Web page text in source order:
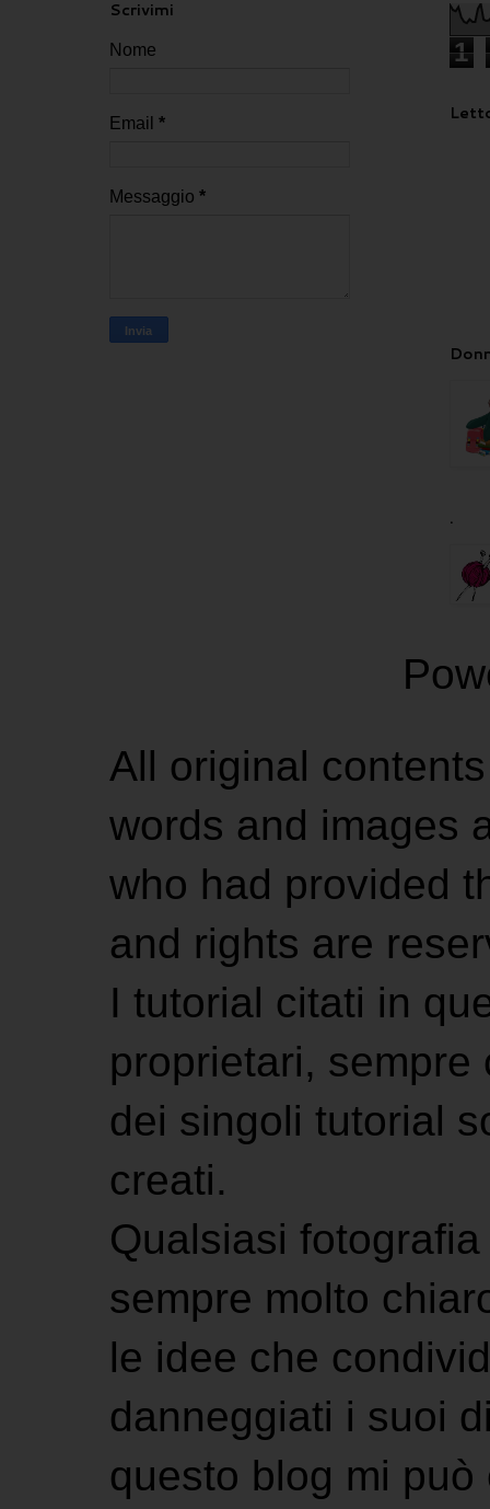
Scrivimi
Nome
Email *
Messaggio *
1
.
All original
words and images
who had provided
and rights are
I tutorial citati in
proprietari,
dei singoli tutorial
creati.
Qualsiasi
sempre molto
le idee che
danneggiati i suoi
questo blog mi